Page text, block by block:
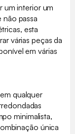
um interior um
passa
esta
várias peças da
em várias
qualquer
minimalista,
única